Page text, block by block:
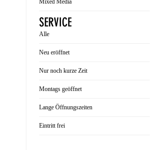
Mixed Media
SERVICE
Alle
Neu eröffnet
Nur noch kurze Zeit
Montags geöffnet
Lange Öffnungszeiten
Eintritt frei